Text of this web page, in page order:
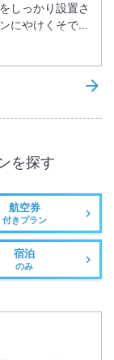
しっかり設置さ
にやけくそで手
ないと思いま
を探す
航空券
付きプラン
宿泊
のみ